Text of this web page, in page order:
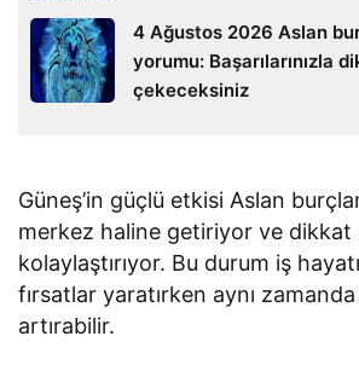
4 Ağustos 2026 Aslan
yorumu: Başarılarınızla
çekeceksiniz
Güneş’in güçlü etkisi Aslan
merkez haline getiriyor ve dikkat
kolaylaştırıyor. Bu durum iş
fırsatlar yaratırken aynı
artırabilir.